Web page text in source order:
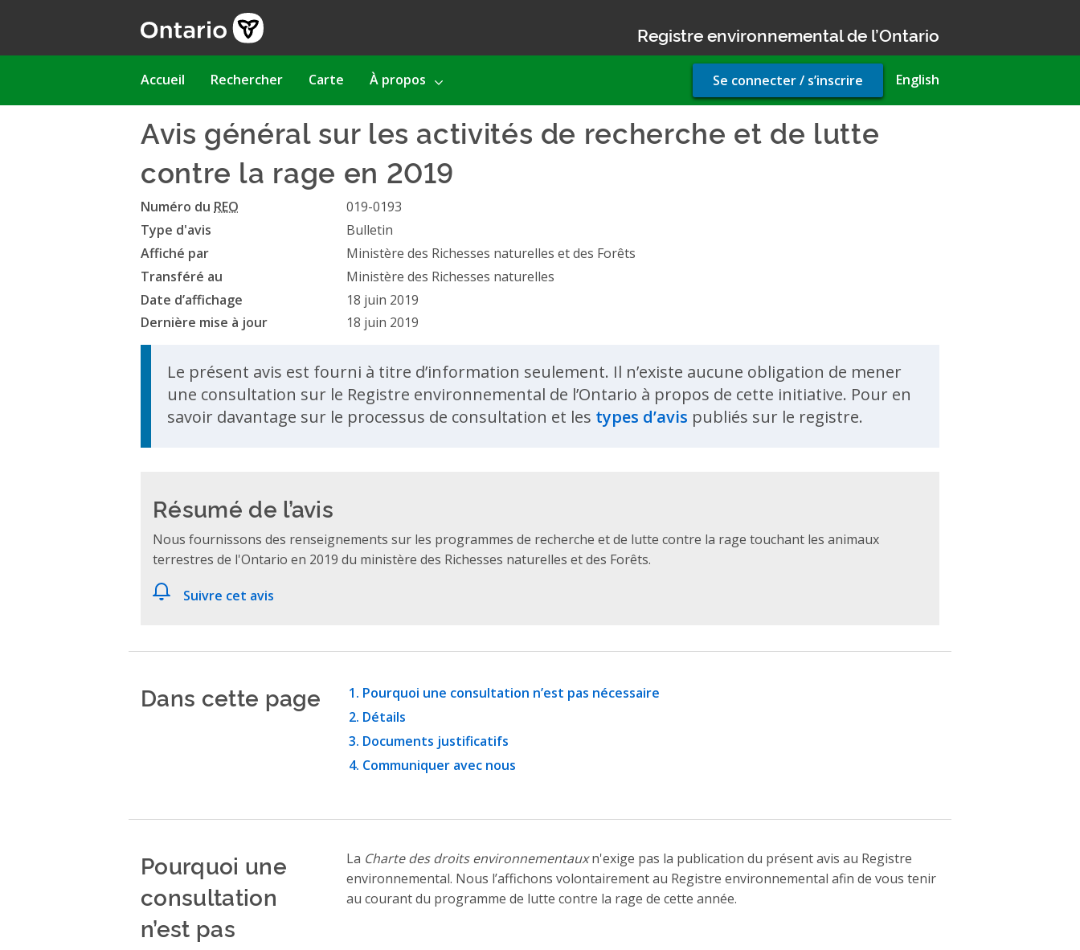
Registre environnemental de l’Ontario
Main
Accueil Rechercher Carte À propos English
User
account
Se connecter / s’inscrire
Avis général sur les activités de recherche et de lutte
contre la rage en 2019
Numéro du REO
019-0193
Type d'avis
Bulletin
Affiché par
Ministère des Richesses naturelles et des Forêts
Transféré au
Ministère des Richesses naturelles
Date d’affichage
18 juin 2019
Dernière mise à jour
18 juin 2019
Le présent avis est fourni à titre d’information seulement. Il n’existe aucune obligation de mener
une consultation sur le Registre environnemental de l’Ontario à propos de cette initiative. Pour en
savoir davantage sur le processus de consultation et les types d’avis publiés sur le registre.
Résumé de l’avis
Nous fournissons des renseignements sur les programmes de recherche et de lutte contre la rage touchant les animaux
terrestres de l'Ontario en 2019 du ministère des Richesses naturelles et des Forêts.
Suivre cet avis
Dans cette page
Pourquoi une consultation n’est pas nécessaire
Détails
Documents justificatifs
Communiquer avec nous
Pourquoi une
consultation
n’est pas
La Charte des droits environnementauxn'exige pas la publication du présent avis au Registre
environnemental. Nous l’affichons volontairement au Registre environnemental afin de vous tenir
au courant du programme de lutte contre la rage de cette année.